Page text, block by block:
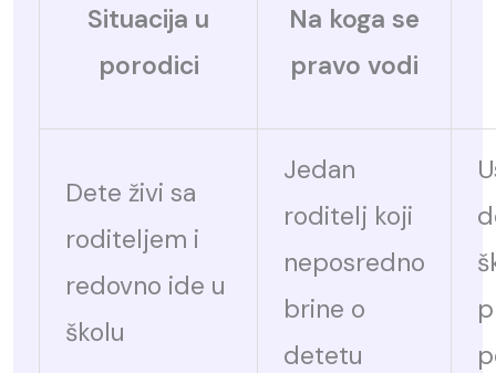
Situacija u
porodici
Na koga se
pravo vodi
Dete živi sa
roditeljem i
redovno ide u
školu
Jedan
roditelj koji
neposredno
brine o
detetu